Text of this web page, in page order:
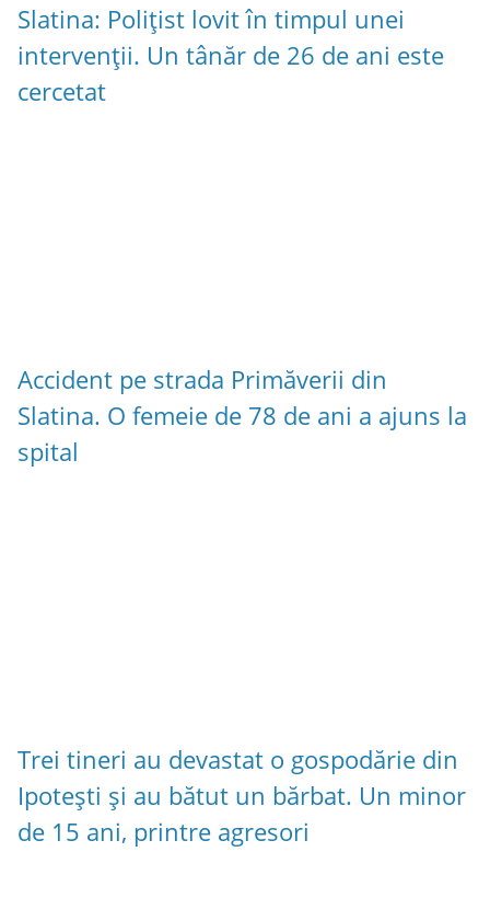
Slatina: Polițist lovit în timpul unei
intervenții. Un tânăr de 26 de ani este
cercetat
Accident pe strada Primăverii din
Slatina. O femeie de 78 de ani a ajuns la
spital
Trei tineri au devastat o gospodărie din
Ipotești și au bătut un bărbat. Un minor
de 15 ani, printre agresori